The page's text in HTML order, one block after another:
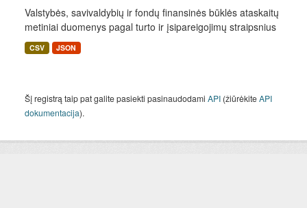
Valstybės, savivaldybių ir fondų finansinės būklės ataskaitų
metiniai duomenys pagal turto ir įsipareigojimų straipsnius
CSV JSON
Šį registrą taip pat galite pasiekti pasinaudodami API (žiūrėkiteAPI
dokumentacija).